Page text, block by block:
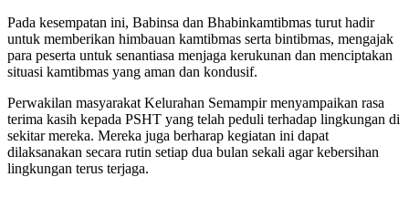
Pada kesempatan ini, Babinsa dan Bhabinkamtibmas turut hadir
untuk memberikan himbauan kamtibmas serta bintibmas, mengajak
para peserta untuk senantiasa menjaga kerukunan dan menciptakan
situasi kamtibmas yang aman dan kondusif.
Perwakilan masyarakat Kelurahan Semampir menyampaikan rasa
terima kasih kepada PSHT yang telah peduli terhadap lingkungan di
sekitar mereka. Mereka juga berharap kegiatan ini dapat
dilaksanakan secara rutin setiap dua bulan sekali agar kebersihan
lingkungan terus terjaga.